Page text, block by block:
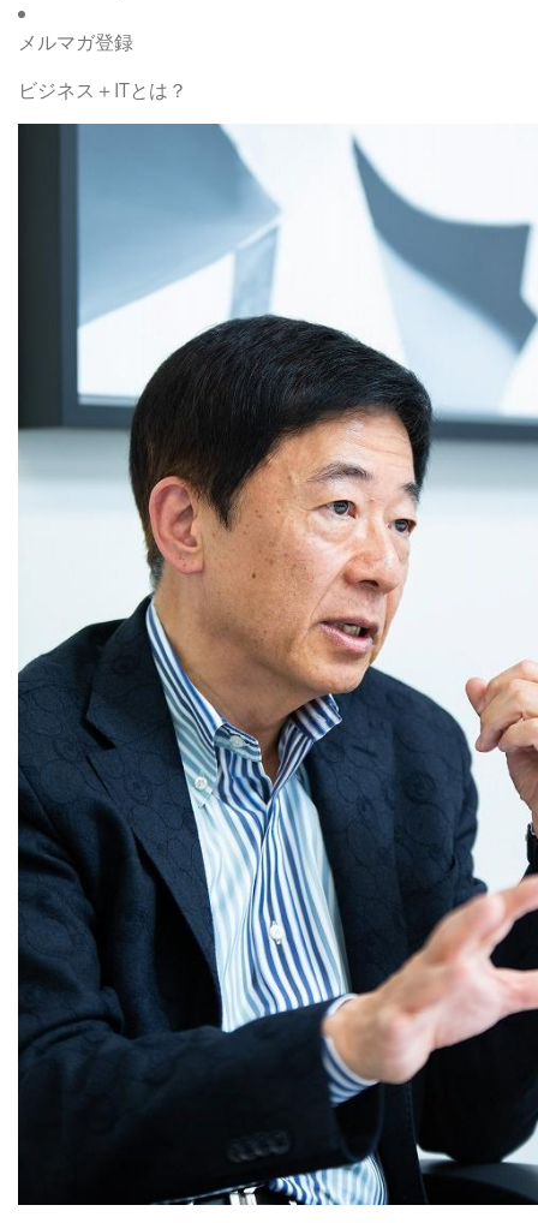
メルマガ登録
ビジネス＋ITとは？